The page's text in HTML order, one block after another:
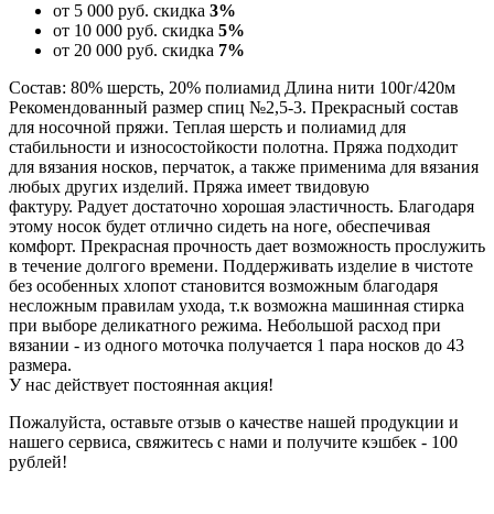
от 5 000 руб. скидка 3%
от 10 000 руб. скидка 5%
от 20 000 руб. скидка 7%
Состав: 80% шерсть, 20% полиамид Длина нити 100г/420м
Рекомендованный размер спиц №2,5-3. Прекрасный состав
для носочной пряжи. Теплая шерсть и полиамид для
стабильности и износостойкости полотна. Пряжа подходит
для вязания носков, перчаток, а также применима для вязания
любых других изделий. Пряжа имеет твидовую
фактуру. Радует достаточно хорошая эластичность. Благодаря
этому носок будет отлично сидеть на ноге, обеспечивая
комфорт. Прекрасная прочность дает возможность прослужить
в течение долгого времени. Поддерживать изделие в чистоте
без особенных хлопот становится возможным благодаря
несложным правилам ухода, т.к возможна машинная стирка
при выборе деликатного режима. Небольшой расход при
вязании - из одного моточка получается 1 пара носков до 43
размера.
У нас действует постоянная акция!
Пожалуйста, оставьте отзыв о качестве нашей продукции и
нашего сервиса, свяжитесь с нами и получите кэшбек - 100
рублей!